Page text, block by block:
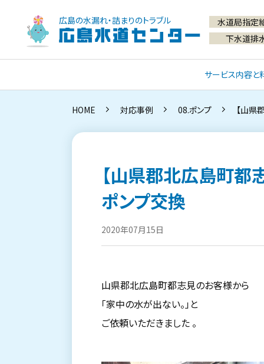
広島の水漏れ・詰まりのトラブル
広島水道センター
サービス内容と
水道局指定
下水道排
HOME 対応事例 08.ポンプ 【山県
【山県郡北広島町都
ポンプ交換
2020年07月15日
山県郡北広島町都志見のお客様から
「家中の水が出ない。」と
ご依頼いただきました 。